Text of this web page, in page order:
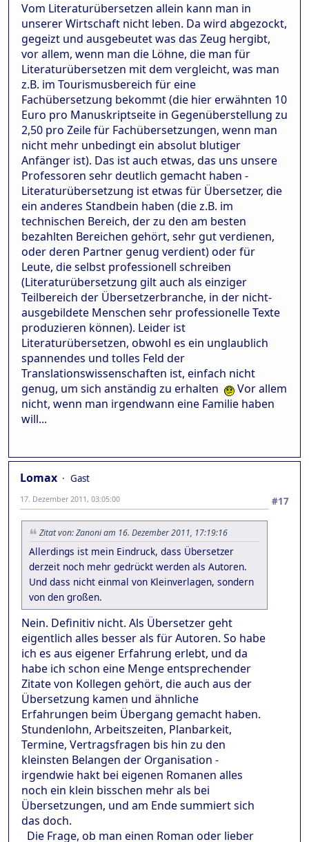
Vom Literaturübersetzen allein kann man in
unserer Wirtschaft nicht leben. Da wird abgezockt,
gegeizt und ausgebeutet was das Zeug hergibt,
vor allem, wenn man die Löhne, die man für
Literaturübersetzen mit dem vergleicht, was man
z.B. im Tourismusbereich für eine
Fachübersetzung bekommt (die hier erwähnten 10
Euro pro Manuskriptseite in Gegenüberstellung zu
2,50 pro Zeile für Fachübersetzungen, wenn man
nicht mehr unbedingt ein absolut blutiger
Anfänger ist). Das ist auch etwas, das uns unsere
Professoren sehr deutlich gemacht haben -
Literaturübersetzung ist etwas für Übersetzer, die
ein anderes Standbein haben (die z.B. im
technischen Bereich, der zu den am besten
bezahlten Bereichen gehört, sehr gut verdienen,
oder deren Partner genug verdient) oder für
Leute, die selbst professionell schreiben
(Literaturübersetzung gilt auch als einziger
Teilbereich der Übersetzerbranche, in der nicht-
ausgebildete Menschen sehr professionelle Texte
produzieren können). Leider ist
Literaturübersetzen, obwohl es ein unglaublich
spannendes und tolles Feld der
Translationswissenschaften ist, einfach nicht
genug, um sich anständig zu erhalten
Vor allem
nicht, wenn man irgendwann eine Familie haben
will...
Lomax
Gast
#17
17. Dezember 2011, 03:05:00
Zitat von: Zanoni am 16. Dezember 2011, 17:19:16
Allerdings ist mein Eindruck, dass Übersetzer
derzeit noch mehr gedrückt werden als Autoren.
Und dass nicht einmal von Kleinverlagen, sondern
von den großen.
Nein. Definitiv nicht. Als Übersetzer geht
eigentlich alles besser als für Autoren. So habe
ich es aus eigener Erfahrung erlebt, und da
habe ich schon eine Menge entsprechender
Zitate von Kollegen gehört, die auch aus der
Übersetzung kamen und ähnliche
Erfahrungen beim Übergang gemacht haben.
Stundenlohn, Arbeitszeiten, Planbarkeit,
Termine, Vertragsfragen bis hin zu den
kleinsten Belangen der Organisation -
irgendwie hakt bei eigenen Romanen alles
noch ein klein bisschen mehr als bei
Übersetzungen, und am Ende summiert sich
das doch.
Die Frage, ob man einen Roman oder lieber